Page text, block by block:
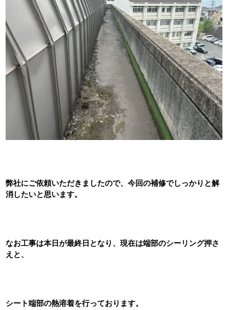
弊社にご依頼いただきましたので、今回の補修でしっかりと解
消したいと思います。
なお工事は本日が最終日となり、現在は端部のシーリング押さ
えと、
シート端部の熱溶着を行っております。